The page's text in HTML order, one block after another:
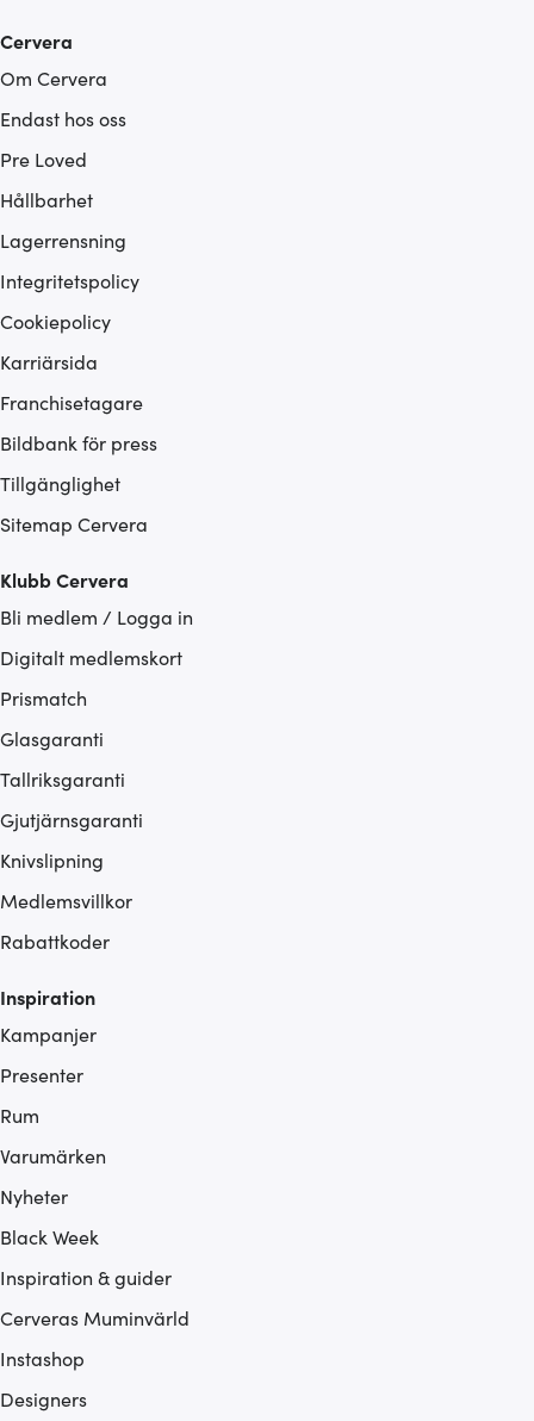
Cervera
Om Cervera
Endast hos oss
Pre Loved
Hållbarhet
Lagerrensning
Integritetspolicy
Cookiepolicy
Karriärsida
Franchisetagare
Bildbank för press
Tillgänglighet
Sitemap Cervera
Klubb Cervera
Bli medlem / Logga in
Digitalt medlemskort
Prismatch
Glasgaranti
Tallriksgaranti
Gjutjärnsgaranti
Knivslipning
Medlemsvillkor
Rabattkoder
Inspiration
Kampanjer
Presenter
Rum
Varumärken
Nyheter
Black Week
Inspiration & guider
Cerveras Muminvärld
Instashop
Designers